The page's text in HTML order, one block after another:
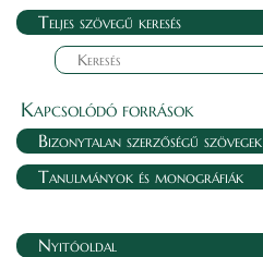
Teljes szövegű keresés
Kapcsolódó források
Bizonytalan szerzőségű szövegek
Tanulmányok és monográfiák
Nyitóoldal